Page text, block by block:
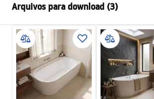
Cor
Branco
Materiais
Acrílico
Comprimento
1595mm
Largura
750mm
Altura
560mm
Lado de instalação
Esquerda
Arquivos para download (3)
Informações de segurança
WARUNKI_BEZPIECZENSTWA_WANNY.pdf
Condições de garantia
Warranty_Terms_and_Conditions_Bathtubs.pdf